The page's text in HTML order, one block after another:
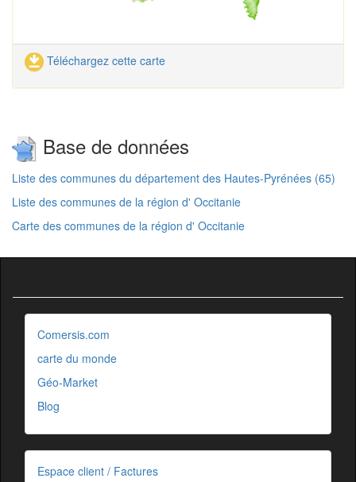
Téléchargez cette carte
Base de données
Liste des communes du département des Hautes-Pyrénées (65)
Liste des communes de la région d' Occitanie
Carte des communes de la région d' Occitanie
Comersis.com
carte du monde
Géo-Market
Blog
Espace client / Factures